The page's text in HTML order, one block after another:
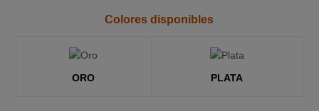
Colores disponibles
ORO PLATA